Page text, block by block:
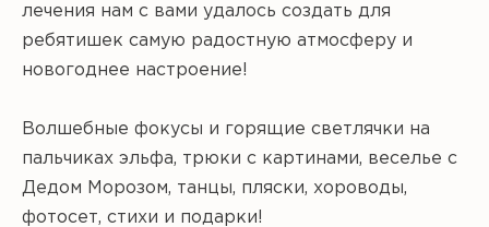
лечения нам с вами удалось создать для
ребятишек самую радостную атмосферу и
новогоднее настроение!
Волшебные фокусы и горящие светлячки на
пальчиках эльфа, трюки с картинами, веселье с
Дедом Морозом, танцы, пляски, хороводы,
фотосет, стихи и подарки!